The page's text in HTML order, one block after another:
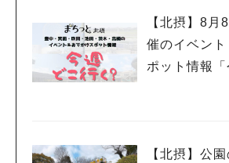
【北摂】8月
催のイベン
ポット情報
【北摂】公